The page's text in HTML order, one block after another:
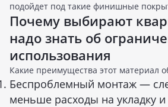
подойдет под такие финишные
Почему выбирают
надо знать об
использования
Какие преимущества этот материал
Беспроблемный монтаж —
меньше расходы на укладку